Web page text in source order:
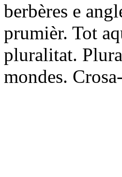
berbères e
prumièr. Tot
pluralitat.
mondes.